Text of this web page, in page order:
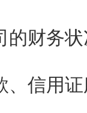
的财务
、信用